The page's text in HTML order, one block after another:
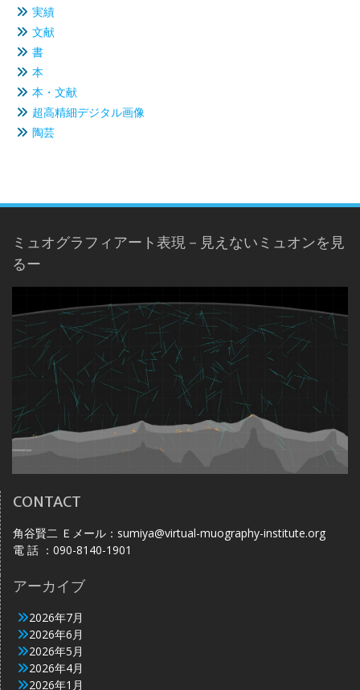
実績
文献
書
本
本・文献
超高精細デジタル画像
陶芸
ミュオグラフィアート表現－見えないミュオンを見
るー
CONTACT
角谷賢二 Ｅメール：sumiya@virtual-muography-institute.org
電 話 ：090-8140-1901
アーカイブ
2026年7月
2026年6月
2026年5月
2026年4月
2026年1月